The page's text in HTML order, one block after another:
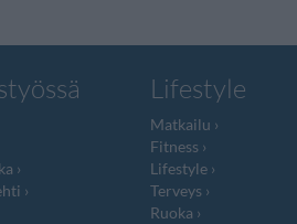
Lifestyle
Matkailu
Fitness
Lifestyle
Terveys
Ruoka